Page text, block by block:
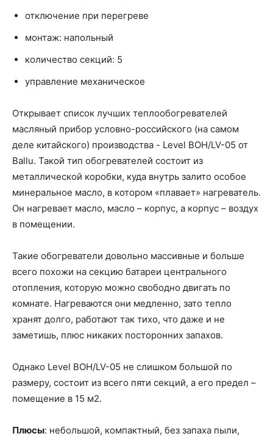
отключение при перегреве
монтаж: напольный
количество секций: 5
управление механическое
Открывает список лучших теплообогревателей
масляный прибор условно-российского (на самом
деле китайского) производства - Level BOH/LV-05 от
Ballu. Такой тип обогревателей состоит из
металлической коробки, куда внутрь залито особое
минеральное масло, в котором «плавает» нагреватель.
Он нагревает масло, масло – корпус, а корпус – воздух
в помещении.
Такие обогреватели довольно массивные и больше
всего похожи на секцию батареи центрального
отопления, которую можно свободно двигать по
комнате. Нагреваются они медленно, зато тепло
хранят долго, работают так тихо, что даже и не
заметишь, плюс никаких посторонних запахов.
Однако Level BOH/LV-05 не слишком большой по
размеру, состоит из всего пяти секций, а его предел –
помещение в 15 м2.
Плюсы: небольшой, компактный, без запаха пыли,